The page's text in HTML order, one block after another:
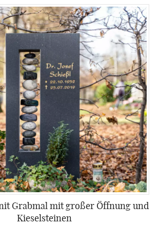
Grabmal mit großer Öffnung und
Kieselsteinen